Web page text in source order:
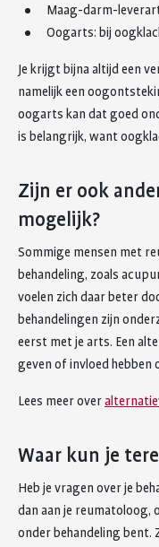
Maag-darm-
Oogarts: bij
Je krijgt bijna altijd een
namelijk een
oogarts kan dat goed
is belangrijk, want
Zijn er ook
mogelijk?
Sommige mensen met
behandeling, zoals
voelen zich daar beter
behandelingen zijn
eerst met je arts. Een
geven of invloed hebben
Lees meer over
Waar kun je
Heb je vragen over je
dan aan je reumatoloog,
onder behandeling bent.